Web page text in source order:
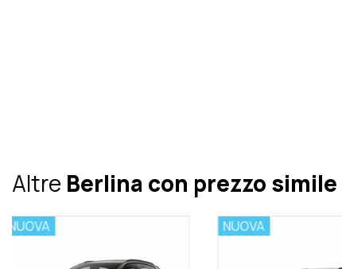
Altre Berlina con prezzo simile
NUOVA NUOVA